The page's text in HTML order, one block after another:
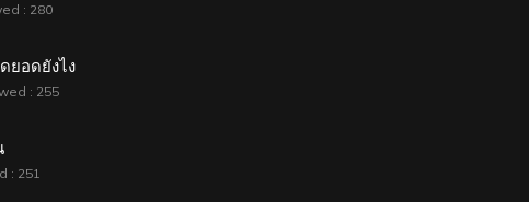
: 280
ยอดยังไง
: 255
: 251